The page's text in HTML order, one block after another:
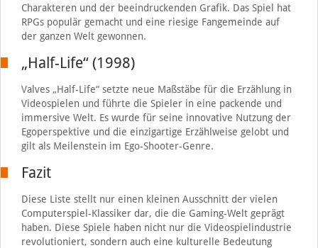
Charakteren und der beeindruckenden Grafik. Das Spiel hat
RPGs populär gemacht und eine riesige Fangemeinde auf
der ganzen Welt gewonnen.
„Half-Life“ (1998)
Valves „Half-Life“ setzte neue Maßstäbe für die Erzählung in
Videospielen und führte die Spieler in eine packende und
immersive Welt. Es wurde für seine innovative Nutzung der
Egoperspektive und die einzigartige Erzählweise gelobt und
gilt als Meilenstein im Ego-Shooter-Genre.
Fazit
Diese Liste stellt nur einen kleinen Ausschnitt der vielen
Computerspiel-Klassiker dar, die die Gaming-Welt geprägt
haben. Diese Spiele haben nicht nur die Videospielindustrie
revolutioniert, sondern auch eine kulturelle Bedeutung